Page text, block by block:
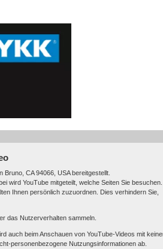
CA 94066, USA bereitgestellt.
wird YouTube mitgeteilt, welche Seiten Sie besuchen.
Ihnen persönlich zuzuordnen. Dies verhindern Sie,
das Nutzerverhalten sammeln.
auch beim Anschauen von YouTube-Videos mit
personenbezogene Nutzungsinformationen ab.